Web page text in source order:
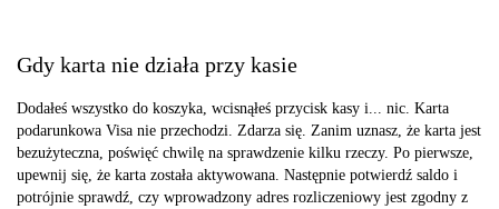
Gdy karta nie działa przy kasie
Dodałeś wszystko do koszyka, wcisnąłeś przycisk kasy i... nic. Karta
podarunkowa Visa nie przechodzi. Zdarza się. Zanim uznasz, że karta jest
bezużyteczna, poświęć chwilę na sprawdzenie kilku rzeczy. Po pierwsze,
upewnij się, że karta została aktywowana. Następnie potwierdź saldo i
potrójnie sprawdź, czy wprowadzony adres rozliczeniowy jest zgodny z